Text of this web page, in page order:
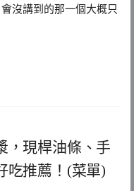
沒講到的那一個大概只
，現桿油條、手
吃推薦！(菜單)